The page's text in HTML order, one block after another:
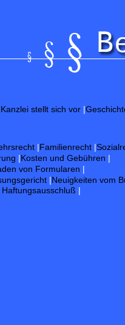
stellt sich vor |
|Familienrecht |
|Kosten und Gebühren |
von Formularen |
|Neuigkeiten vom
|